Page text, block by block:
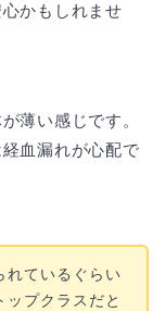
かもしれませ
薄い感じです。
血漏れが心配で
れているぐらい
プクラスだと